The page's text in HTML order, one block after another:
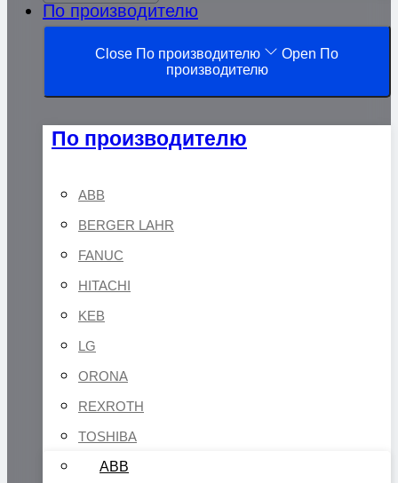
По производителю
Close По производителю
Open По
производителю
По производителю
ABB
BERGER LAHR
FANUC
HITACHI
KEB
LG
ORONA
REXROTH
TOSHIBA
ABB